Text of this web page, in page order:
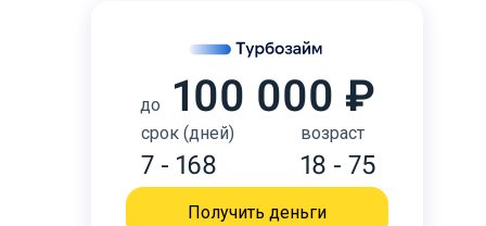
до 100 000 ₽
срок (дней)
7 - 168
возраст
18 - 75
Получить деньги